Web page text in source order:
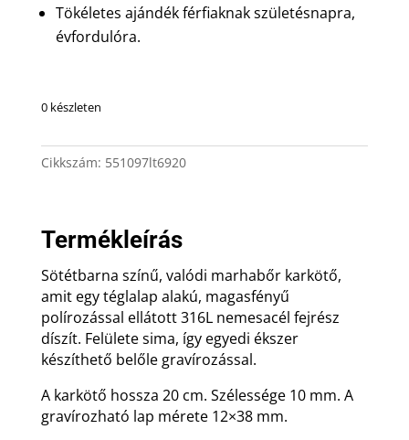
Tökéletes ajándék férfiaknak születésnapra,
évfordulóra.
0 készleten
Cikkszám: 551097lt6920
Termékleírás
Sötétbarna színű, valódi marhabőr karkötő,
amit egy téglalap alakú, magasfényű
polírozással ellátott 316L nemesacél fejrész
díszít. Felülete sima, így egyedi ékszer
készíthető belőle gravírozással.
A karkötő hossza 20 cm. Szélessége 10 mm. A
gravírozható lap mérete 12×38 mm.